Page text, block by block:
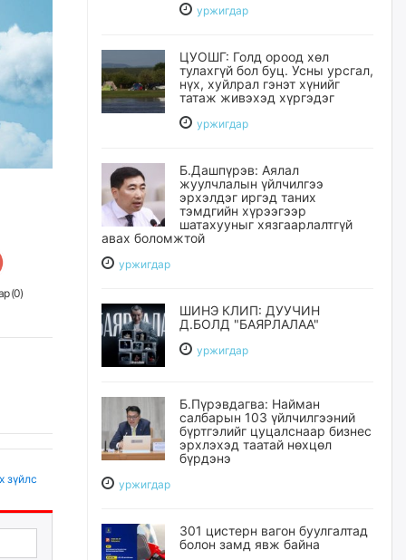
(0)
зүйлс
уржигдар
ЦУОШГ: Голд ороод хөл
тулахгүй бол буц. Усны урсгал,
нүх, хуйлрал гэнэт хүнийг
татаж живэхэд хүргэдэг
уржигдар
Б.Дашпүрэв: Аялал
жуулчлалын үйлчилгээ
эрхэлдэг иргэд таних
тэмдгийн хүрээгээр
шатахууныг хязгаарлалтгүй
авах боломжтой
уржигдар
ШИНЭ КЛИП: ДУУЧИН
Д.БОЛД "БАЯРЛАЛАА"
уржигдар
Б.Пүрэвдагва: Найман
салбарын 103 үйлчилгээний
бүртгэлийг цуцалснаар бизнес
эрхлэхэд таатай нөхцөл
бүрдэнэ
уржигдар
301 цистерн вагон буулгалтад
болон замд явж байна